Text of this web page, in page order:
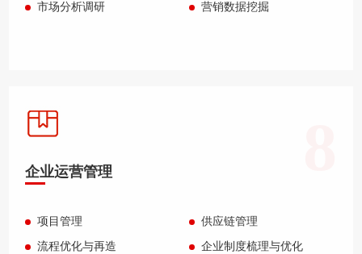
市场分析调研 营销数据挖掘
企业运营管理
项目管理 供应链管理
流程优化与再造 企业制度梳理与优化